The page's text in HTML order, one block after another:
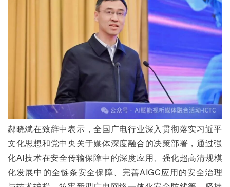
郝晓斌在致辞中表示，全国广电行业深入贯彻落实习近平
文化思想和党中央关于媒体深度融合的决策部署，通过强
化AI技术在安全传输保障中的深度应用、强化超高清规模
化发展中的全链条安全保障、完善AIGC应用的安全治理